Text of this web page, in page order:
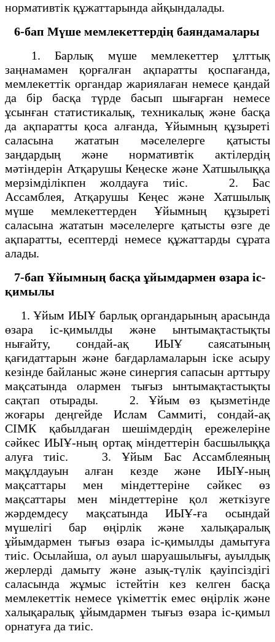
нормативтік құжаттарында айқындалады.
6-бап Мүше мемлекеттердің баяндамалары
1. Барлық мүше мемлекеттер ұлттық
заңнамамен қорғалған ақпаратты қоспағанда,
мемлекеттік органдар жариялаған немесе қандай
да бір басқа түрде басып шығарған немесе
ұсынған статистикалық, техникалық және басқа
да ақпаратты қоса алғанда, Ұйымның құзыреті
саласына жататын мәселелерге қатысты
заңдардың және нормативтік актілердің
мәтіндерін Атқарушы Кеңеске және Хатшылыққа
мерзімділікпен жолдауға тиіс. 2. Бас
Ассамблея, Атқарушы Кеңес және Хатшылық
мүше мемлекеттерден Ұйымның құзыреті
саласына жататын мәселелерге қатысты өзге де
ақпаратты, есептерді немесе құжаттарды сұрата
алады.
7-бап Ұйымның басқа ұйымдармен өзара іс-
қимылы
1. Ұйым ИЫҰ барлық органдарының арасында
өзара іс-қимылды және ынтымақтастықты
нығайту, сондай-ақ ИЫҰ саясатының
қағидаттарын және бағдарламаларын іске асыру
кезінде байланыс және синергия сапасын арттыру
мақсатында олармен тығыз ынтымақтастықты
сақтап отырады. 2. Ұйым өз қызметінде
жоғары деңгейде Ислам Саммиті, сондай-ақ
СІМК қабылдаған шешімдердің ережелеріне
сәйкес ИЫҰ-ның ортақ міндеттерін басшылыққа
алуға тиіс. 3. Ұйым Бас Ассамблеяның
мақұлдауын алған кезде және ИЫҰ-ның
мақсаттары мен міндеттеріне сәйкес өз
мақсаттары мен міндеттеріне қол жеткізуге
жәрдемдесу мақсатында ИЫҰ-ға осындай
мүшелігі бар өңірлік және халықаралық
ұйымдармен тығыз өзара іс-қимылды дамытуға
тиіс. Осылайша, ол ауыл шаруашылығы, ауылдық
жерлерді дамыту және азық-түлік қауіпсіздігі
саласында жұмыс істейтін кез келген басқа
мемлекеттік немесе үкіметтік емес өңірлік және
халықаралық ұйымдармен тығыз өзара іс-қимыл
орнатуға да тиіс.